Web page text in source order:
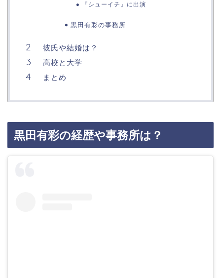
『シューイチ』に出演
黒田有彩の事務所
彼氏や結婚は？
高校と大学
まとめ
黒田有彩の経歴や事務所は？